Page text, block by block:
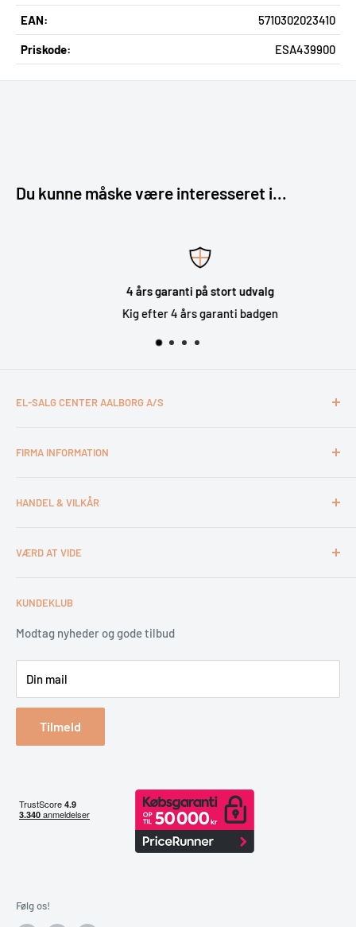
EAN: 5710302023410
Priskode: ESA439900
Du kunne måske være interesseret i...
4 års garanti på stort udvalg
Kig efter 4 års garanti badgen
EL-SALG CENTER AALBORG A/S
Otto Mønsteds Vej 6
Tlf. 98180011
FIRMA INFORMATION
Medarbejdere
Kundeklub
HANDEL & VILKÅR
Handelsbetingelser
Garantiservice
Erhverv & Byggeri
VÆRD AT VIDE
Montering
Betaling
Spar på energien
Reklamation & retur
Bestil returlabel
KUNDEKLUB
Modtag nyheder og gode tilbud
Din mail
Tilmeld
Følg os!